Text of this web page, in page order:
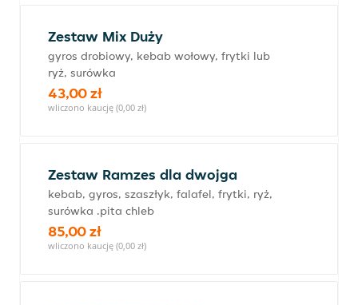
Zestaw Mix Duży
gyros drobiowy, kebab wołowy, frytki lub
ryż, surówka
43,00 zł
wliczono kaucję (0,00 zł)
Zestaw Ramzes dla dwojga
kebab, gyros, szaszłyk, falafel, frytki, ryż,
surówka .pita chleb
85,00 zł
wliczono kaucję (0,00 zł)